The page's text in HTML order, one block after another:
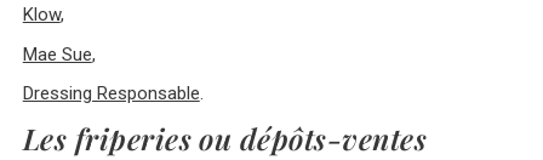
Klow,
Mae Sue,
Dressing Responsable.
Les friperies ou dépôts-ventes